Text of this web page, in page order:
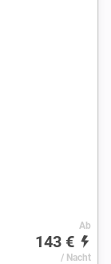
Ab
143 €
/ Nacht